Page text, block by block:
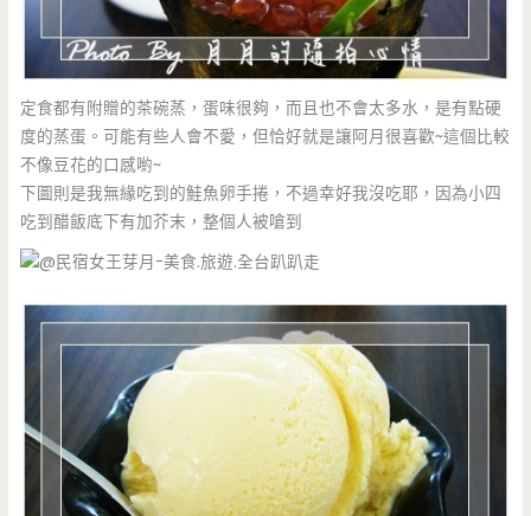
定食都有附贈的茶碗蒸，蛋味很夠，而且也不會太多水，是有點硬
度的蒸蛋。可能有些人會不愛，但恰好就是讓阿月很喜歡~這個比較
不像豆花的口感喲~
下圖則是我無緣吃到的鮭魚卵手捲，不過幸好我沒吃耶，因為小四
吃到醋飯底下有加芥末，整個人被嗆到